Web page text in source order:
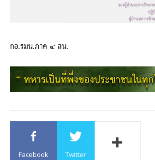
กอ.รมน.ภาค ๔ สน.
Facebook Twitter